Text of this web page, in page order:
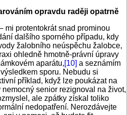
opravdu raději opatrně
mi protentokrát snad prominou
dalšího sporného případu, kdy
žalobního neúspěchu žalobce,
ohledně hmotně-právní úpravy
aparátu,[10] a seznámím
sporu. Nebudu si
příklad, když lze poukázat na
senior rezignoval na život,
ale zpátky získal toliko
nedopatření. Nerozdávejte